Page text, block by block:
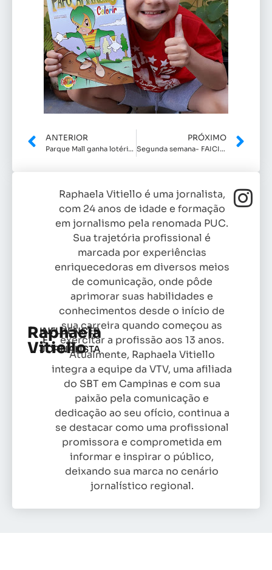
ANTERIOR
Parque Mall ganha lotérica no dia 30 de julho
PRÓXIMO
Segunda semana- FAICI de Indaiatuba
Raphaela
Vitiello
INFLUENCER
E
JORNALISTA
Raphaela Vitiello é uma jornalista,
com 24 anos de idade e formação
em jornalismo pela renomada PUC.
Sua trajetória profissional é
marcada por experiências
enriquecedoras em diversos meios
de comunicação, onde pôde
aprimorar suas habilidades e
conhecimentos desde o início de
sua carreira quando começou as
exercitar a profissão aos 13 anos.
Atualmente, Raphaela Vitiello
integra a equipe da VTV, uma afiliada
do SBT em Campinas e com sua
paixão pela comunicação e
dedicação ao seu ofício, continua a
se destacar como uma profissional
promissora e comprometida em
informar e inspirar o público,
deixando sua marca no cenário
jornalístico regional.